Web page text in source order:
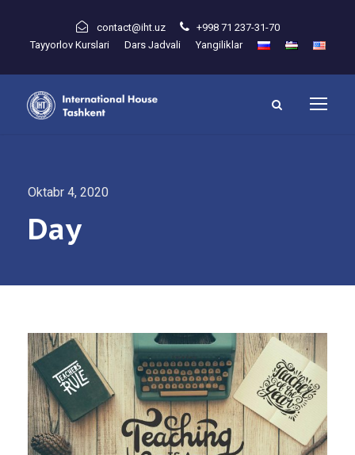
contact@iht.uz
+998 71 237-31-70
Tayyorlov Kurslari
Dars Jadvali Yangiliklar
Oktabr 4, 2020
Day